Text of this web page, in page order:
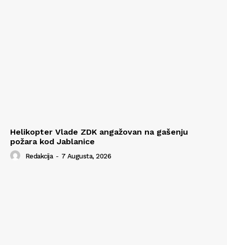
Helikopter Vlade ZDK angažovan na gašenju
požara kod Jablanice
Redakcija - 7 Augusta, 2026